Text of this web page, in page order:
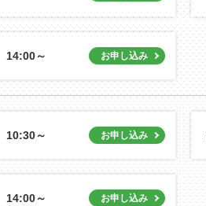
14:00～
10:30～
14:00～